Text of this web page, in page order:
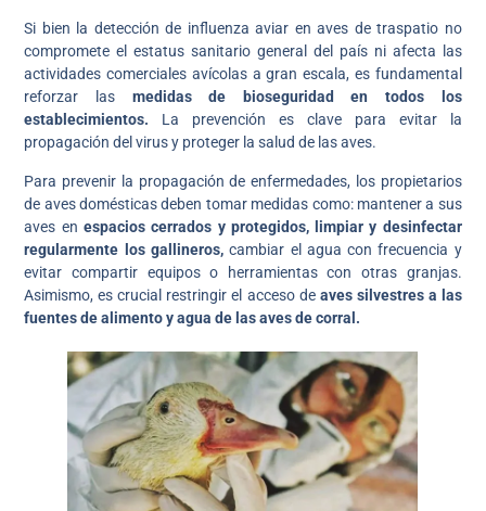
Si bien la detección de influenza aviar en aves de traspatio no
compromete el estatus sanitario general del país ni afecta las
actividades comerciales avícolas a gran escala, es fundamental
reforzar las medidas de bioseguridad en todos los
establecimientos. La prevención es clave para evitar la
propagación del virus y proteger la salud de las aves.
Para prevenir la propagación de enfermedades, los propietarios
de aves domésticas deben tomar medidas como: mantener a sus
aves en espacios cerrados y protegidos, limpiar y desinfectar
regularmente los gallineros,cambiar el agua con frecuencia y
evitar compartir equipos o herramientas con otras granjas.
Asimismo, es crucial restringir el acceso de aves silvestres a las
fuentes de alimento y agua de las aves de corral.